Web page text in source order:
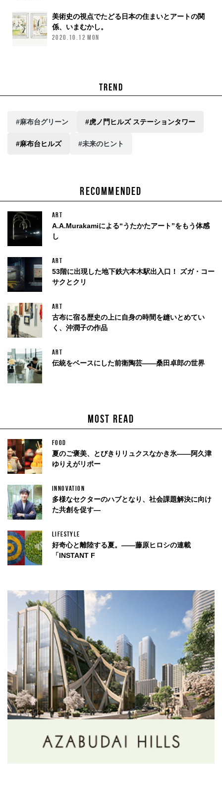
美術史の視点でたどる日本の住まいとアートの関
係、いまむかし。
2020.10.12 MON
MOST READ
FOOD
夏のご褒美、とびきりリュクスなかき氷——阿久津
ゆりえがリポー
INNOVATION
多様なセクターのハブとなり、社会課題解決に向け
た共創を促す—
LIFESTYLE
好奇心と離陸する夏。——藤原ヒロシの連載
「INSTANT F
RECOMMENDED
ART
A.A.Murakamiによる“うたかたアート”をもう体感
し
ART
53階に出現した地下鉄六本木駅出入口！ ズガ・コー
サクとクリ
ART
古布に宿る歴史の上に自身の時間を縫いとめてい
く、沖潤子の作品
ART
伝統をベースにした前衛陶芸——桑田卓郎の世界
TREND
#麻布台グリーン #虎ノ門ヒルズ ステーションタワー
#麻布台ヒルズ #未来のヒント